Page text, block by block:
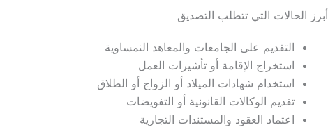
أبرز الحالات التي تتطلب التصديق
التقديم على الجامعات والمعاهد النمساوية
استخراج الإقامة أو تأشيرات العمل
استخدام شهادات الميلاد أو الزواج أو الطلاق
تقديم الوكالات القانونية أو التفويضات
اعتماد العقود والمستندات التجارية